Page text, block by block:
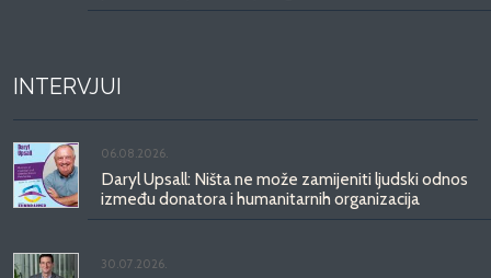
INTERVJUI
06.08.2026.
Daryl Upsall: Ništa ne može zamijeniti ljudski odnos
između donatora i humanitarnih organizacija
30.07.2026.